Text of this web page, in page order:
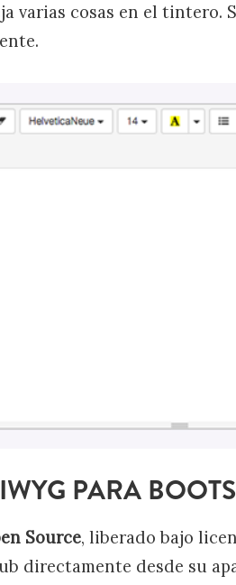
varias cosas en el tintero.
PARA
Source, liberado bajo
directamente desde su